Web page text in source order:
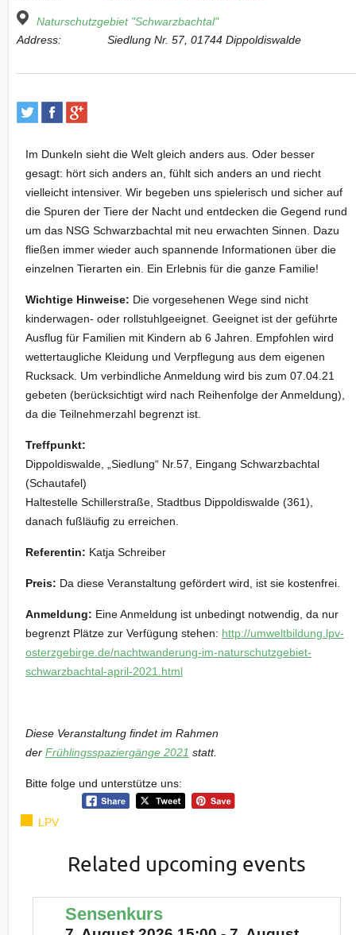
Naturschutzgebiet "Schwarzbachtal"
Address:
Siedlung Nr. 57, 01744 Dippoldiswalde
Im Dunkeln sieht die Welt gleich anders aus. Oder besser
gesagt: hört sich anders an, fühlt sich anders an und riecht
vielleicht intensiver. Wir begeben uns spielerisch und sicher auf
die Spuren der Tiere der Nacht und entdecken die Gegend rund
um das NSG Schwarzbachtal mit neu erwachten Sinnen. Dazu
fließen immer wieder auch spannende Informationen über die
einzelnen Tierarten ein. Ein Erlebnis für die ganze Familie!
Wichtige Hinweise: Die vorgesehenen Wege sind nicht
kinderwagen- oder rollstuhlgeeignet. Geeignet ist der geführte
Ausflug für Familien mit Kindern ab 6 Jahren. Empfohlen wird
wettertaugliche Kleidung und Verpflegung aus dem eigenen
Rucksack. Um verbindliche Anmeldung wird bis zum 07.04.21
gebeten (berücksichtigt wird nach Reihenfolge der Anmeldung),
da die Teilnehmerzahl begrenzt ist.
Treffpunkt:
Dippoldiswalde, „Siedlung“ Nr.57, Eingang Schwarzbachtal
(Schautafel)
Haltestelle Schillerstraße, Stadtbus Dippoldiswalde (361),
danach fußläufig zu erreichen.
Referentin: Katja Schreiber
Preis: Da diese Veranstaltung gefördert wird, ist sie kostenfrei.
Anmeldung: Eine Anmeldung ist unbedingt notwendig, da nur
begrenzt Plätze zur Verfügung stehen: http://umweltbildung.lpv-
osterzgebirge.de/nachtwanderung-im-naturschutzgebiet-
schwarzbachtal-april-2021.html
Diese Veranstaltung findet im Rahmen
der Frühlingsspaziergänge 2021 statt.
Bitte folge und unterstütze uns:
LPV
Related upcoming events
Sensenkurs